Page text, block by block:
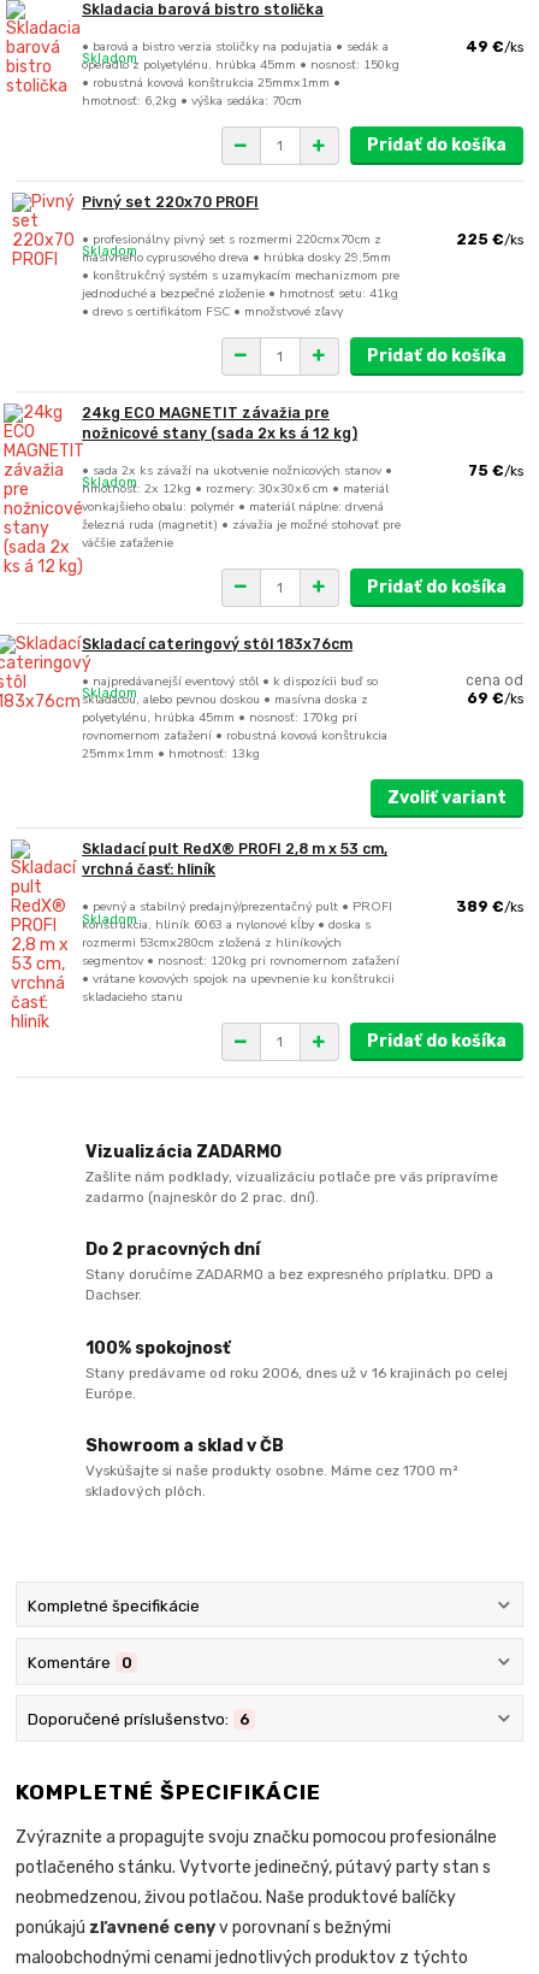
Skladacia barová bistro stolička
• barová a bistro verzia stoličky na podujatia • sedák a
operadlo z polyetylénu, hrúbka 45mm • nosnosť: 150kg
• robustná kovová konštrukcia 25mmx1mm •
hmotnosť: 6,2kg • výška sedáka: 70cm
49 €/ks
Skladom
Pridať do košíka
Pivný set 220x70 PROFI
• profesionálny pivný set s rozmermi 220cmx70cm z
masívneho cyprusového dreva • hrúbka dosky 29,5mm
• konštrukčný systém s uzamykacím mechanizmom pre
jednoduché a bezpečné zloženie • hmotnosť setu: 41kg
• drevo s certifikátom FSC • množstvové zľavy
225 €/ks
Skladom
Pridať do košíka
24kg ECO MAGNETIT závažia pre
nožnicové stany (sada 2x ks á 12 kg)
• sada 2x ks závaží na ukotvenie nožnicových stanov •
hmotnosť: 2x 12kg • rozmery: 30x30x6 cm • materiál
vonkajšieho obalu: polymér • materiál náplne: drvená
železná ruda (magnetit) • závažia je možné stohovať pre
väčšie zaťaženie
75 €/ks
Skladom
Pridať do košíka
Skladací cateringový stôl 183x76cm
• najpredávanejší eventový stôl • k dispozícii buď so
skladacou, alebo pevnou doskou • masívna doska z
polyetylénu, hrúbka 45mm • nosnosť: 170kg pri
rovnomernom zaťažení • robustná kovová konštrukcia
25mmx1mm • hmotnosť: 13kg
cena od
69 €/ks
Skladom
Zvoliť variant
Skladací pult RedX® PROFI 2,8 m x 53 cm,
vrchná časť: hliník
• pevný a stabilný predajný/prezentačný pult • PROFI
konštrukcia, hliník 6063 a nylonové kĺby • doska s
rozmermi 53cmx280cm zložená z hliníkových
segmentov • nosnosť: 120kg pri rovnomernom zaťažení
• vrátane kovových spojok na upevnenie ku konštrukcii
skladacieho stanu
389 €/ks
Skladom
Pridať do košíka
Vizualizácia ZADARMO
Zašlite nám podklady, vizualizáciu potlače pre vás pripravíme
zadarmo (najneskôr do 2 prac. dní).
Do 2 pracovných dní
Stany doručíme ZADARMO a bez expresného príplatku. DPD a
Dachser.
100% spokojnosť
Stany predávame od roku 2006, dnes už v 16 krajinách po celej
Európe.
Showroom a sklad v ČB
Vyskúšajte si naše produkty osobne. Máme cez 1700 m²
skladových plôch.
Kompletné špecifikácie
Komentáre 0
Doporučené príslušenstvo: 6
KOMPLETNÉ ŠPECIFIKÁCIE
Zvýraznite a propagujte svoju značku pomocou profesionálne
potlačeného stánku. Vytvorte jedinečný, pútavý party stan s
neobmedzenou, živou potlačou. Naše produktové balíčky
ponúkajú zľavnené cenyv porovnaní s bežnými
maloobchodnými cenami jednotlivých produktov z týchto